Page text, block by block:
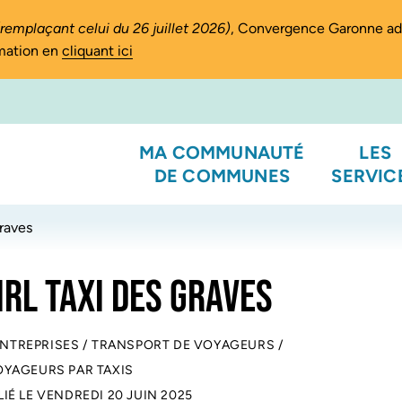
celui du 26 juillet 2026), Convergence Garonne
en cliquant ici
MA COMMUNAUTÉ
DE COMMUNES
LES
TAXI DES GRAVES
/ TRANSPORT DE VOYAGEURS /
PAR TAXIS
LEVENDREDI 20 JUIN 2025